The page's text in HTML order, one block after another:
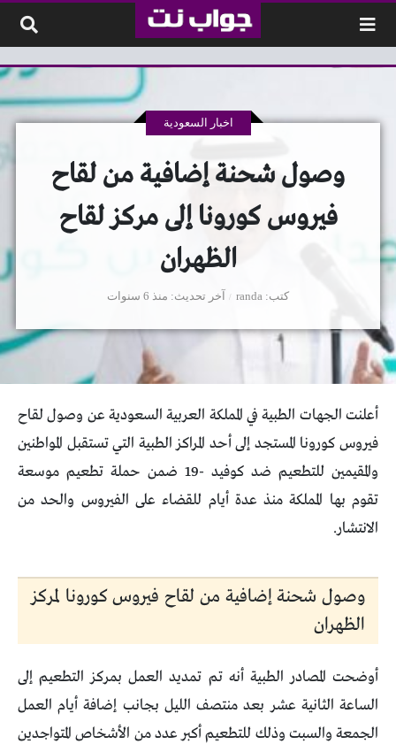
وصول شحنة إضافية من لقاح
فيروس كورونا إلى مركز لقاح
الظهران
كتب randa
اخبار السعودية
آخر تحديث منذ 6 سنوات
أعلنت الجهات الطبية في المملكة العربية السعودية عن وصول لقاح
فيروس كورونا المستجد إلى أحد المراكز الطبية التي تستقبل المواطنين
والمقيمين للتطعيم ضد كوفيد -19 ضمن حملة تطعيم موسعة
تقوم بها المملكة منذ عدة أيام للقضاء على الفيروس والحد من
الانتشار.
وصول شحنة إضافية من لقاح فيروس كورونا لمركز
الظهران
أوضحت المصادر الطبية أنه تم تمديد العمل بمركز التطعيم إلى
الساعة الثانية عشر بعد منتصف الليل بجانب إضافة أيام العمل
الجمعة والسبت وذلك للتطعيم أكبر عدد من الأشخاص المتواجدين